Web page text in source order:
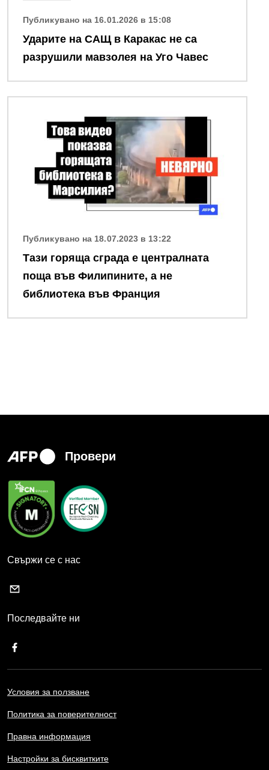
Публикувано на 16.01.2026 в 15:08
Ударите на САЩ в Каракас не са
разрушили мавзолея на Уго Чавес
Публикувано на 18.07.2023 в 13:22
Тази горяща сграда е централната
поща във Филипините, а не
библиотека във Франция
Провери
Свържи се с нас
Последвайте ни
Условия за ползване
Политика за поверителност
Правна информация
Настройки за бисквитките